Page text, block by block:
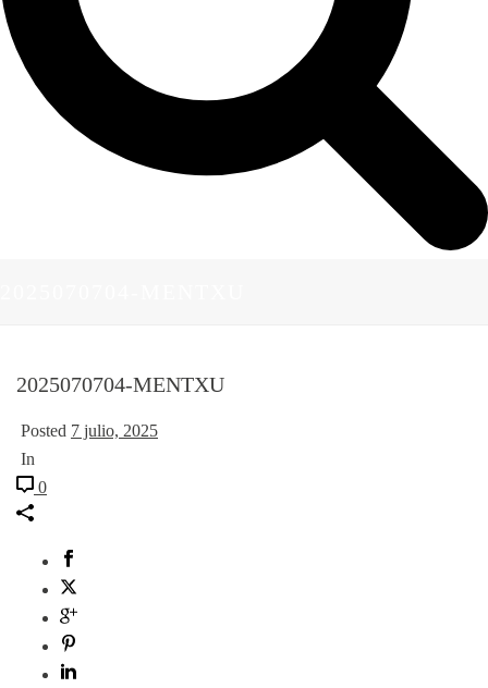
2025070704-MENTXU
Posted 7 julio, 2025
In
0